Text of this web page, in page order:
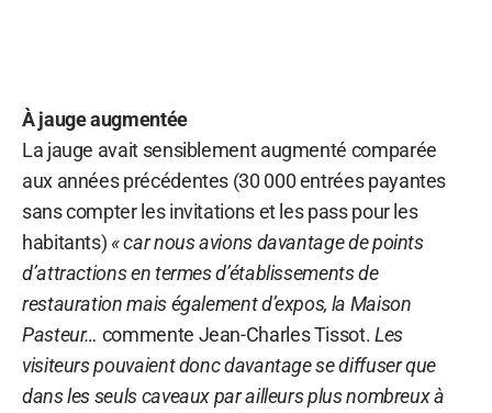
À jauge augmentée
La jauge avait sensiblement augmenté comparée
aux années précédentes (30 000 entrées payantes
sans compter les invitations et les pass pour les
habitants)« car nous avions davantage de points
d’attractions en termes d’établissements de
restauration mais également d’expos, la Maison
Pasteur… commente Jean-Charles Tissot.Les
visiteurs pouvaient donc davantage se diffuser que
dans les seuls caveaux par ailleurs plus nombreux à